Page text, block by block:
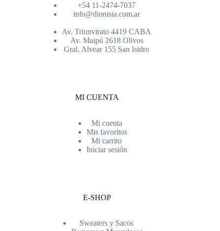
+54 11-2474-7037
info@dionisia.com.ar
Av. Triunvirato 4419 CABA
Av. Maipú 2618 Olivos
Gral. Alvear 155 San Isidro
MI CUENTA
Mi cuenta
Mis favoritos
Mi carrito
Iniciar sesión
E-SHOP
Sweaters y Sacos